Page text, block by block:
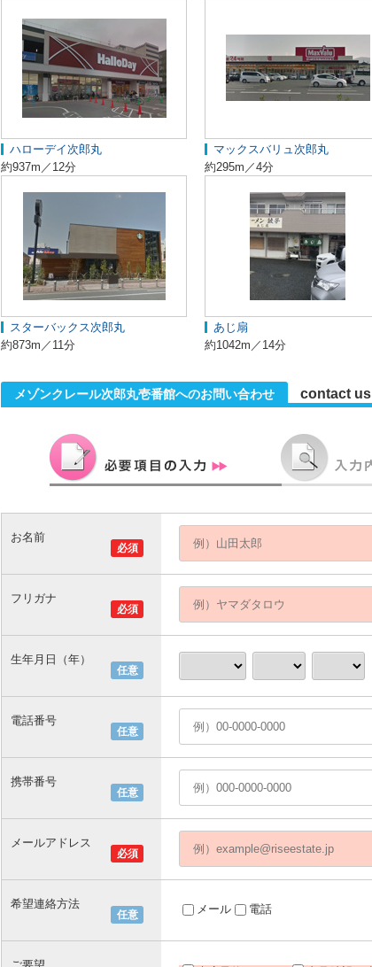
ハローデイ次郎丸
約937m／12分
マックスバリュ次郎丸
約295m／4分
スターバックス次郎丸
約873m／11分
あじ扇
約1042m／14分
メゾンクレール次郎丸壱番館へのお問い合わせ contact us
必須
お名前
必須
フリガナ
任意
生年月日（年）
任意
電話番号
任意
携帯番号
必須
メールアドレス
任意
希望連絡方法 メール 電話